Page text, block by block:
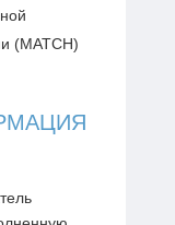
(MATCH)